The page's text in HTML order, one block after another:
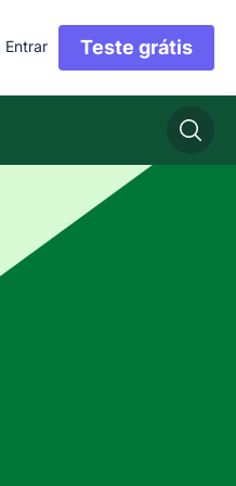
Entrar Teste grátis